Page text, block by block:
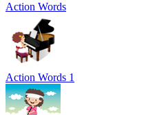
Action Words
Action Words 1